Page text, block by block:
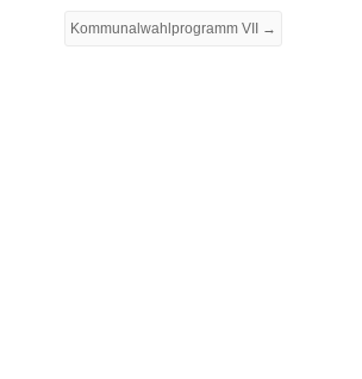
Kommunalwahlprogramm VII →